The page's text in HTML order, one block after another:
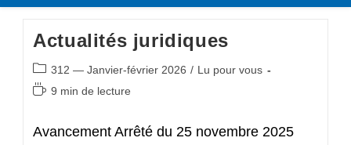
Actualités juridiques
Post
category:
312 — Janvier-février 2026 / Lu pour vous
Temps9 min de lecture
Avancement Arrêté du 25 novembre 2025